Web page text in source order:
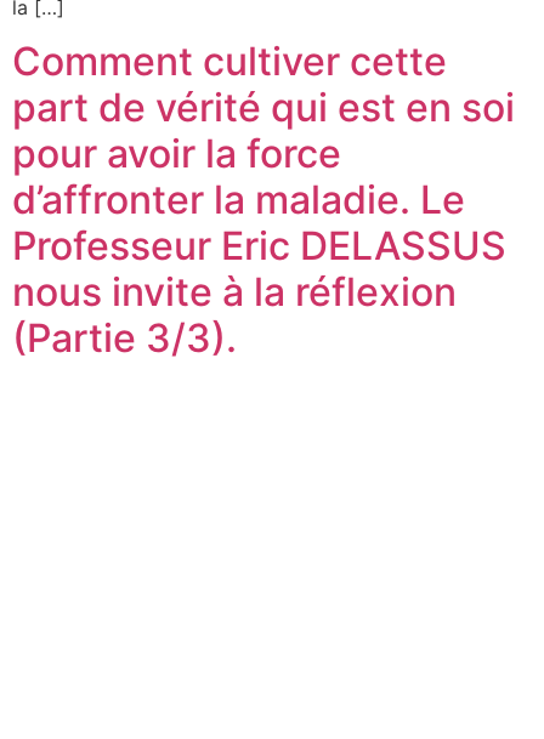
la […]
Comment cultiver cette
part de vérité qui est en soi
pour avoir la force
d’affronter la maladie. Le
Professeur Eric DELASSUS
nous invite à la réflexion
(Partie 3/3).